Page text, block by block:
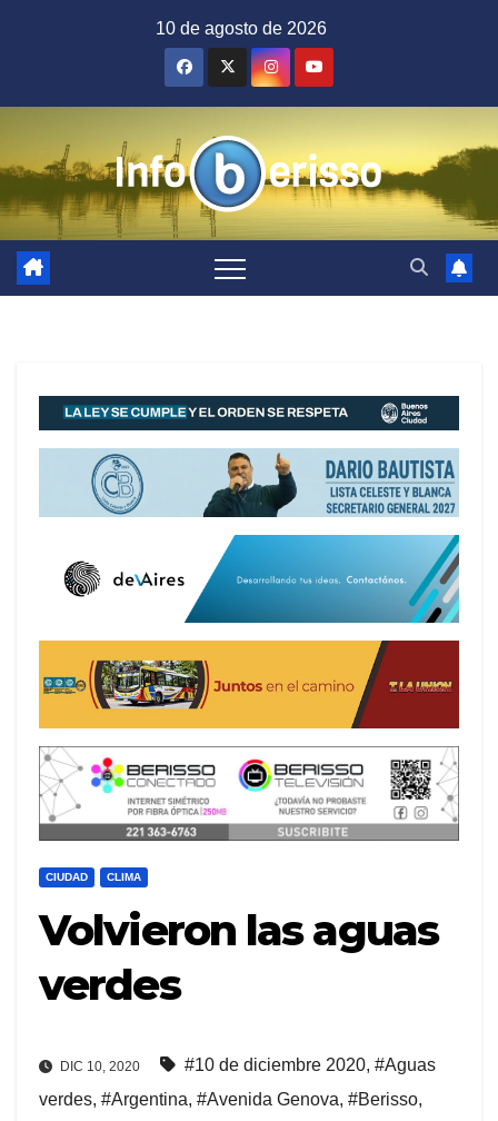
10 de agosto de 2026
CIUDAD CLIMA
Volvieron las aguas
verdes
DIC 10, 2020 #10 de diciembre 2020, #Aguas
verdes, #Argentina, #Avenida Genova, #Berisso,